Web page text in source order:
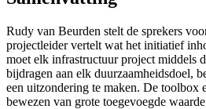
Rudy van Beurden stelt de sprekers
projectleider vertelt wat het initiatief
moet elk infrastructuur project middels
bijdragen aan elk duurzaamheidsdoel,
een uitzondering te maken. De toolbox
bewezen van grote toegevoegde